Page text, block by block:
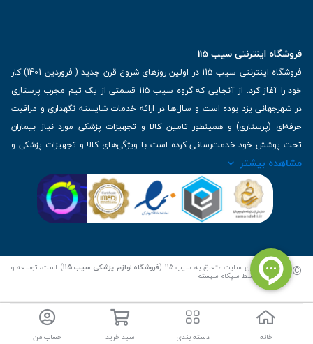
فروشگاه اینترنتی سیب 115
فروشگاه اینترنتی سیب 115 در اولین روزهای شروع قرن جدید ( فروردین 1401) کار
خود را آغاز کرد. از آنجایی که گروه سیب 115 قسمتی از یک تیم مجرب پرستاری
در شهرجهانی یزد بوده است و سال‌ها در ارائه خدمات شایسته نگهداری و مراقبت
حرفه‌ای (پرستاری) و همینطور تامین کالا و تجهیزات پزشکی مورد نیاز بیماران
تحت پوشش خود خدمت‌رسانی کرده است با ویژگی‌های کالا و تجهیزات پزشکی و
برترین برندهای موجود در بازار اطلاعات بسیار ارزشمندی را دارا می‌باشد
| تلفن تماس : 36333383-035 | ایمیل: Info@Sib115.com
مشاهده بیشتر
© کلیه حقوق این سایت متعلق به سیب 115 ( فروشگاه لوازم پزشکی سیب 115 ) است، توسعه و
کدنویسی توسط سپکام سیستم
خانه دسته بندی سبد خرید حساب من